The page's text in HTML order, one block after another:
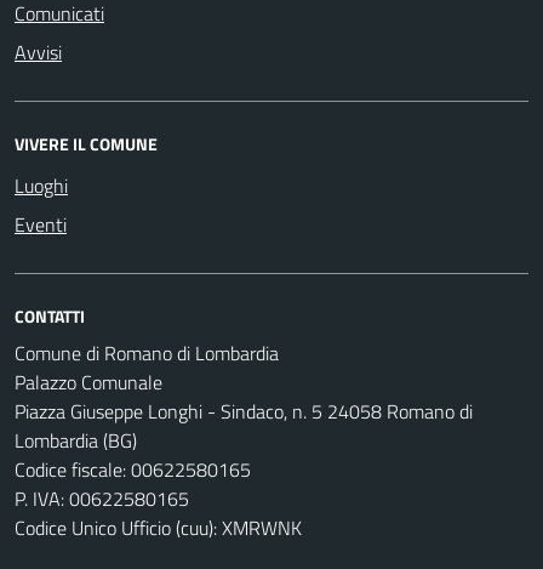
Comunicati
Avvisi
VIVERE IL COMUNE
Luoghi
Eventi
CONTATTI
Comune di Romano di Lombardia
Palazzo Comunale
Piazza Giuseppe Longhi - Sindaco, n. 5 24058 Romano di
Lombardia (BG)
Codice fiscale: 00622580165
P. IVA: 00622580165
Codice Unico Ufficio (cuu): XMRWNK